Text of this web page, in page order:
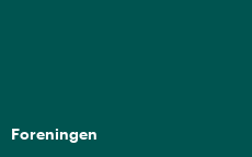
Foreningen